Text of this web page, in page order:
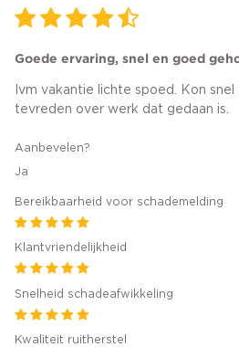
Goede ervaring, snel en goed
Ivm vakantie lichte spoed. Kon
tevreden over werk dat gedaan is.
Aanbevelen?
Ja
Bereikbaarheid voor schademelding
Klantvriendelijkheid
Snelheid schadeafwikkeling
Kwaliteit ruitherstel